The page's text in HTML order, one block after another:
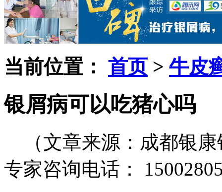
当前位置： 首页> 牛皮
银屑病可以吃猪心吗
（文章来源：成都银
专家咨询电话：